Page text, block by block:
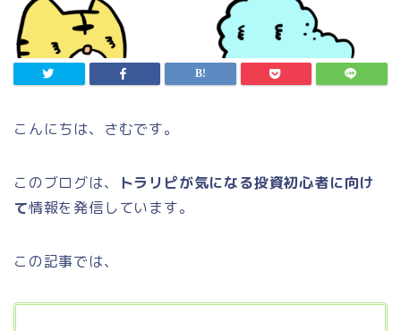
こんにちは、さむです。
このブログは、
トラリピが気になる投資初心者に向け
て情報を発信しています。
この記事では、